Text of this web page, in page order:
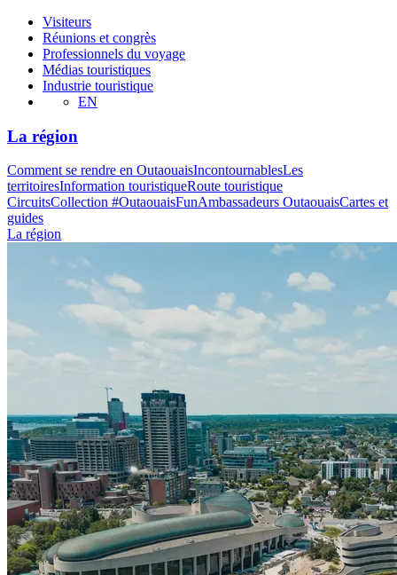
Visiteurs
Réunions et congrès
Professionnels du voyage
Médias touristiques
Industrie touristique
EN
La région
Comment se rendre en OutaouaisIncontournablesLes
territoiresInformation touristiqueRoute touristique
CircuitsCollection #OutaouaisFunAmbassadeurs OutaouaisCartes et
guides
La région